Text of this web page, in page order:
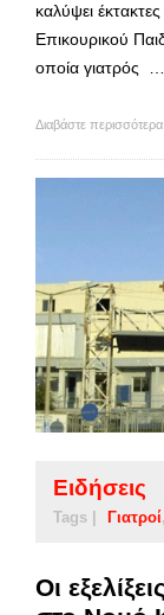
καλύψει
Επικουρικού
οποία γιατρός …
Διαβάστε περισσότερα
Ειδήσεις
Tags | Γιατροί
Οι